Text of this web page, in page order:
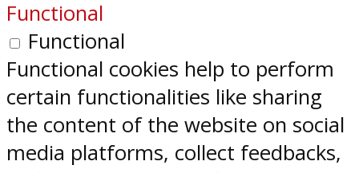
Functional
Functional
Functional cookies help to perform
certain functionalities like sharing
the content of the website on social
media platforms, collect feedbacks,